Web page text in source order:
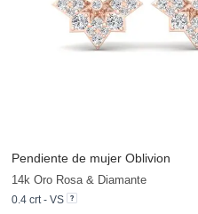
Pendiente de mujer Oblivion
14k Oro Rosa & Diamante
0.4 crt - VS